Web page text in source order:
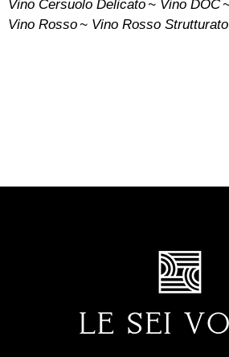
Vino Cersuolo Delicato
Vino DOC
Vino Rosso
Vino Rosso Strutturato